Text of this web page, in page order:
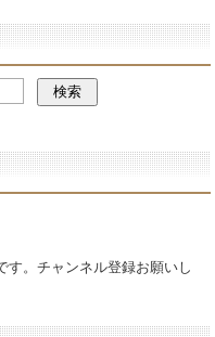
す。チャンネル登録お願いし